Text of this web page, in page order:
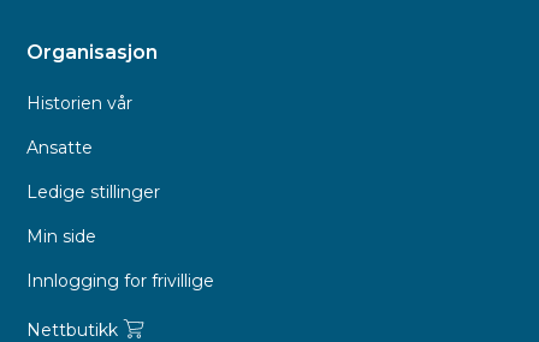
Organisasjon
Historien vår
Ansatte
Ledige stillinger
Min side
Innlogging for frivillige
Nettbutikk